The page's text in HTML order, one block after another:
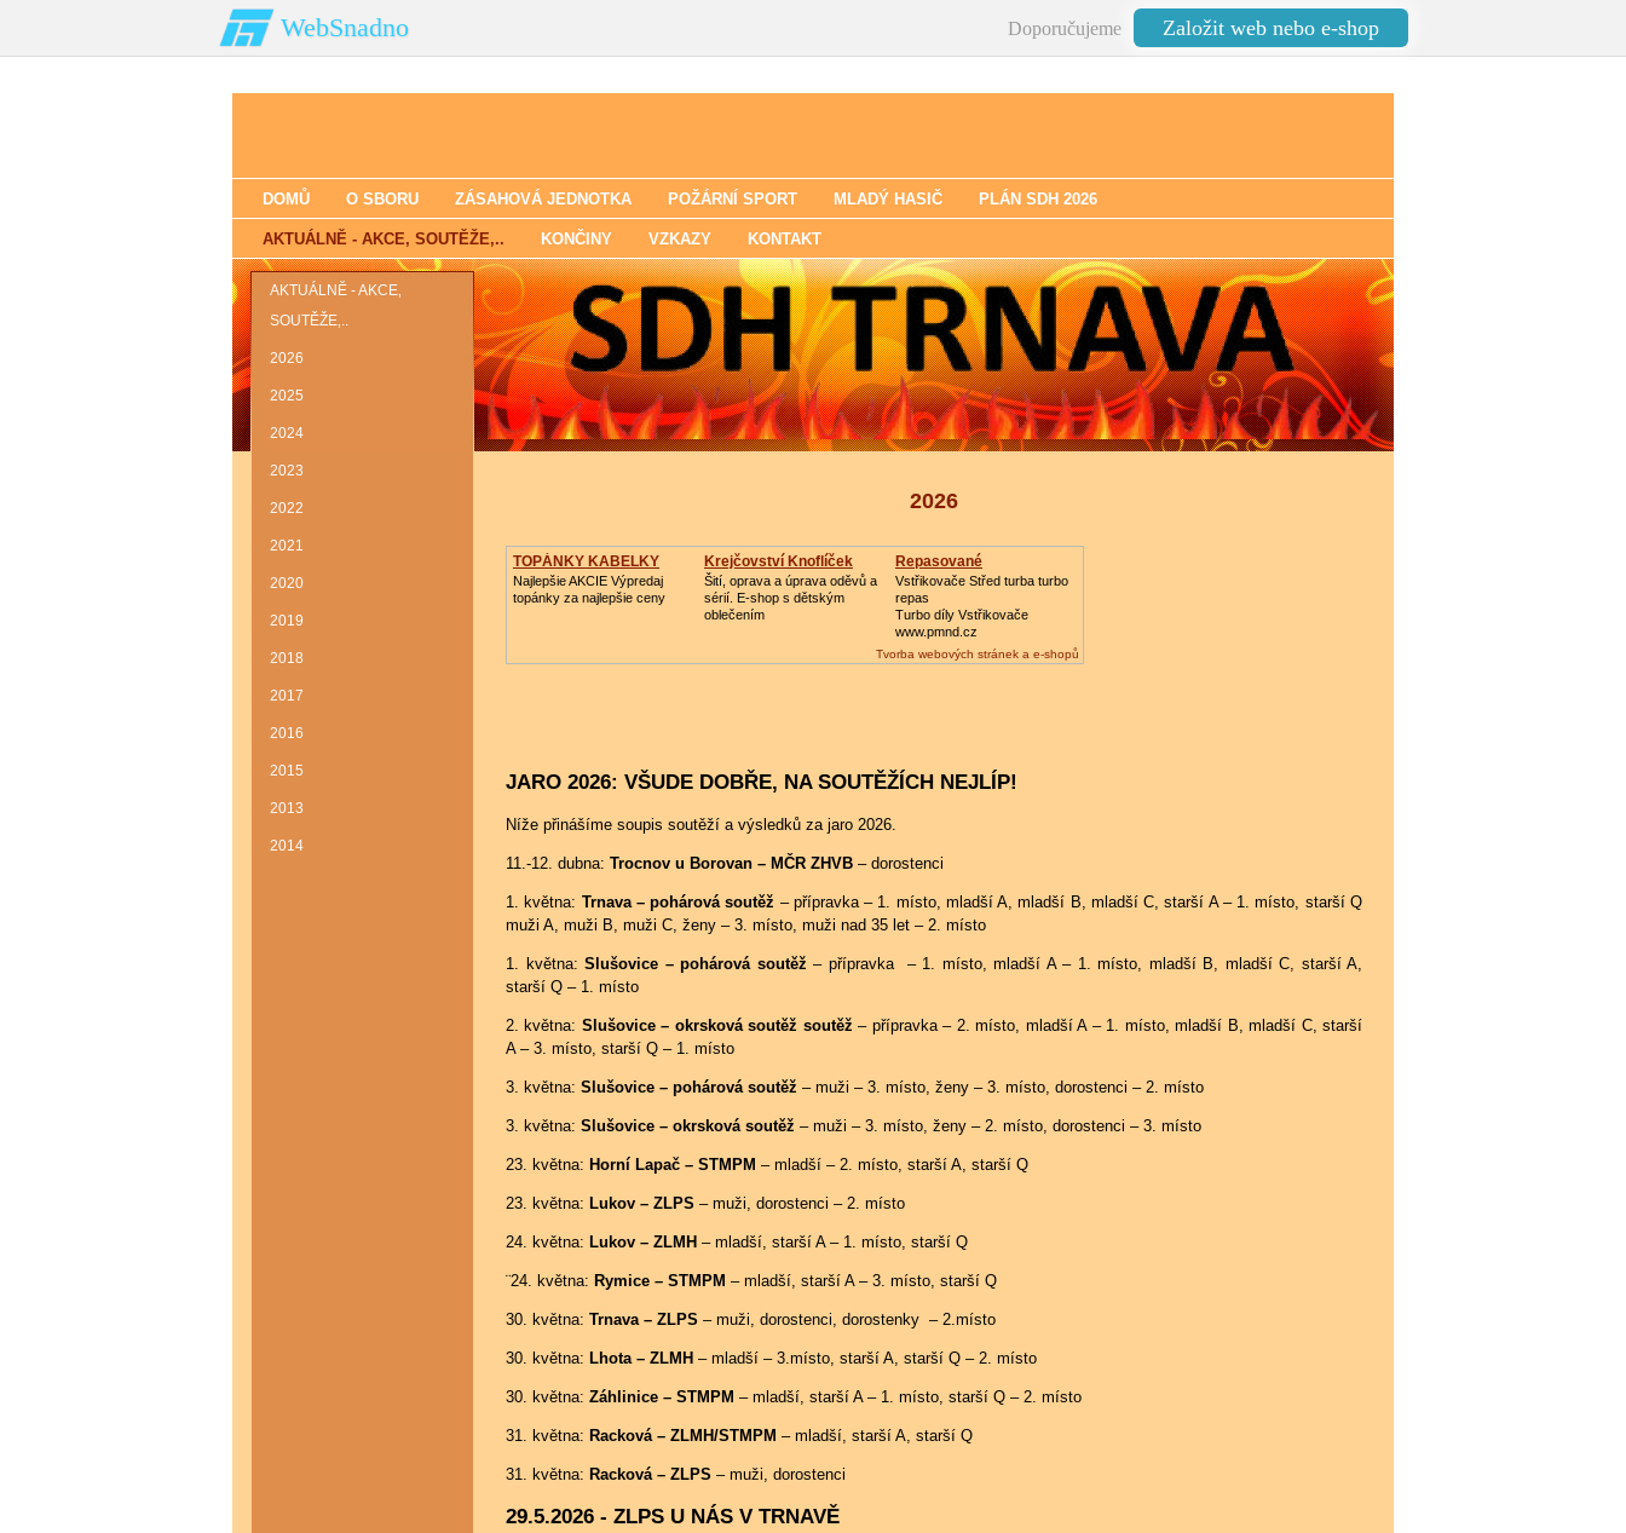
WebSnadno Doporučujeme Založit web nebo e-shop
DOMŮ O SBORU ZÁSAHOVÁ JEDNOTKA POŽÁRNÍ SPORT MLADÝ HASIČ PLÁN SDH 2026
AKTUÁLNĚ - AKCE‚ SOUTĚŽE‚.. KONČINY VZKAZY KONTAKT
AKTUÁLNĚ - AKCE‚
SOUTĚŽE‚..
2026
2025
2024
2023
2022
2021
2020
2019
2018
2017
2016
2015
2013
2014
2026
TOPÁNKY KABELKY
Najlepšie AKCIE Výpredaj
topánky za najlepšie ceny
Krejčovství Knoflíček
Šití, oprava a úprava oděvů a
sérií. E-shop s dětským
oblečením
Repasované
Turbodmychadlo
Vstřikovače Střed turba turbo
repas
Turbo díly Vstřikovače
www.pmnd.cz
Tvorba webových stránek a e-shopů
JARO 2026: VŠUDE DOBŘE, NA SOUTĚŽÍCH NEJLÍP!
Níže přinášíme soupis soutěží a výsledků za jaro 2026.
11.-12. dubna: Trocnov u Borovan – MČR ZHVB – dorostenci
1. května: Trnava – pohárová soutěž – přípravka – 1. místo, mladší A, mladší B, mladší C, starší A – 1. místo, starší Q
muži A, muži B, muži C, ženy – 3. místo, muži nad 35 let – 2. místo
1. května: Slušovice – pohárová soutěž – přípravka – 1. místo, mladší A – 1. místo, mladší B, mladší C, starší A,
starší Q – 1. místo
2. května: Slušovice – okrsková soutěž soutěž – přípravka – 2. místo, mladší A – 1. místo, mladší B, mladší C, starší
A – 3. místo, starší Q – 1. místo
3. května: Slušovice – pohárová soutěž – muži – 3. místo, ženy – 3. místo, dorostenci – 2. místo
3. května: Slušovice – okrsková soutěž – muži – 3. místo, ženy – 2. místo, dorostenci – 3. místo
23. května: Horní Lapač – STMPM – mladší – 2. místo, starší A, starší Q
23. května: Lukov – ZLPS – muži, dorostenci – 2. místo
24. května: Lukov – ZLMH – mladší, starší A – 1. místo, starší Q
¨24. května: Rymice – STMPM – mladší, starší A – 3. místo, starší Q
30. května: Trnava – ZLPS – muži, dorostenci, dorostenky – 2.místo
30. května: Lhota – ZLMH – mladší – 3.místo, starší A, starší Q – 2. místo
30. května: Záhlinice – STMPM – mladší, starší A – 1. místo, starší Q – 2. místo
31. května: Racková – ZLMH/STMPM – mladší, starší A, starší Q
31. května: Racková – ZLPS – muži, dorostenci
29.5.2026 - ZLPS U NÁS V TRNAVĚ